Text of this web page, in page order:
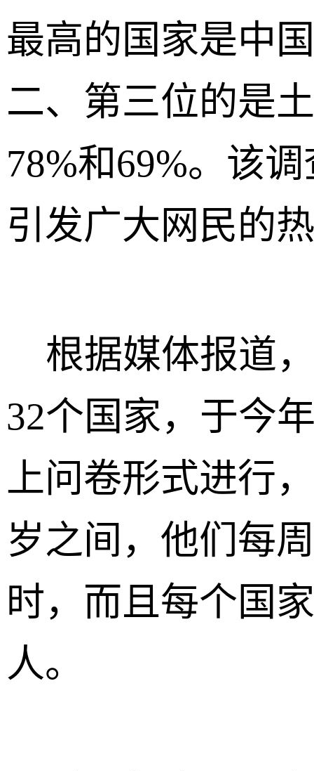
最高的国家是中
二、第三位的是
78%和69%。该
引发广大网民的
根据媒体报道
32个国家，于今
上问卷形式进行
岁之间，他们每
时，而且每个国
人。